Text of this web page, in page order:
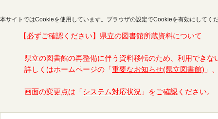
本サイトではCookieを使用しています。ブラウザの設定でCookieを有効にしてく
【必ずご確認ください】県立の図書館所蔵資料について
県立の図書館の再整備に伴う資料移転のため、利用できな
詳しくはホームページの「 重要なお知らせ(県立図書館) 」
画面の変更点は「 システム対応状況 」をご確認ください。